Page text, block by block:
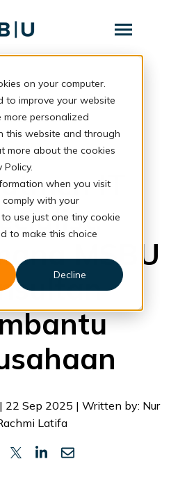
on your computer.
to improve your website
more personalized
this website and through
more about the cookies
Policy.
when you visit
with your
use just one tiny cookie
to make this choice
Decline
Toggle
back to blog
Business
IT
MSBU
| 22 Sep 2025 | Written by: Nur
Latifa